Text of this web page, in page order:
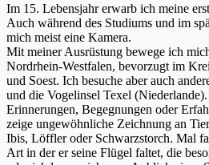
Im 15. Lebensjahr erwarb ich meine
Auch während des Studiums und im
mich meist eine Kamera.
Mit meiner Ausrüstung bewege ich
Nordrhein-Westfalen, bevorzugt im
und Soest. Ich besuche aber auch
und die Vogelinsel Texel
Erinnerungen, Begegnungen oder
zeige ungewöhnliche Zeichnung an
Ibis, Löffler oder Schwarzstorch. Mal
Art in der er seine Flügel faltet, die